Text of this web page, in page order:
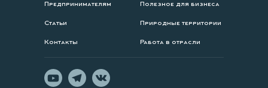
Предпринимателям
Статьи
Контакты
Полезное для бизнеса
Природные территории
Работа в отрасли